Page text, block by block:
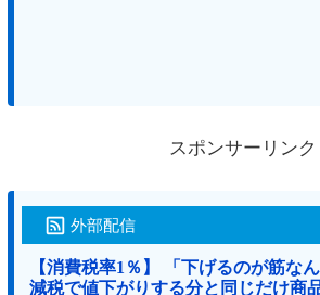
スポンサーリンク
外部配信
【消費税率1％】 「下げるのが筋な
減税で値下がりする分と同じだけ商